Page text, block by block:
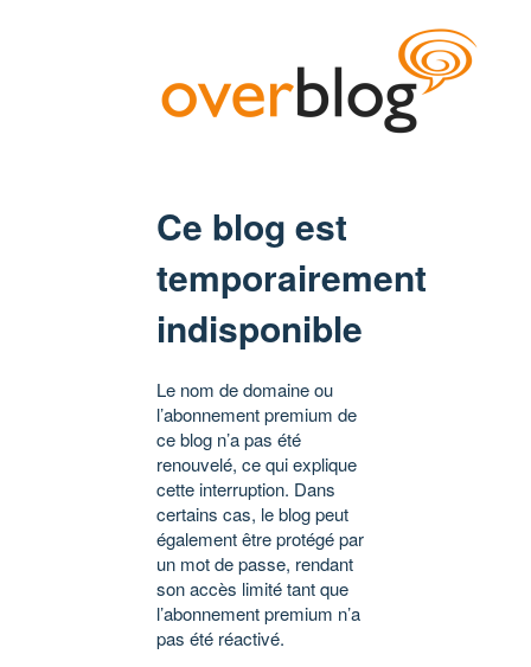
Ce blog est
temporairement
indisponible
Le nom de domaine ou
l’abonnement premium de
ce blog n’a pas été
renouvelé, ce qui explique
cette interruption. Dans
certains cas, le blog peut
également être protégé par
un mot de passe, rendant
son accès limité tant que
l’abonnement premium n’a
pas été réactivé.